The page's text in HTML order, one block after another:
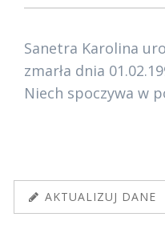
Sanetra Karolina
zmarła dnia
Niech spoczywa w
AKTUALIZUJ DANE